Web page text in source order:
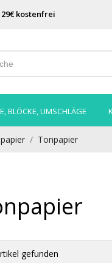
kostenfrei
BLÖCKE, UMSCHLÄGE
Tonpapier
gefunden